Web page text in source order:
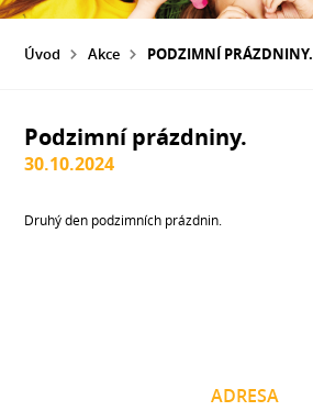
Úvod Akce PODZIMNÍ PRÁZDNINY.
Podzimní prázdniny.
30.10.2024
Druhý den podzimních prázdnin.
ADRESA